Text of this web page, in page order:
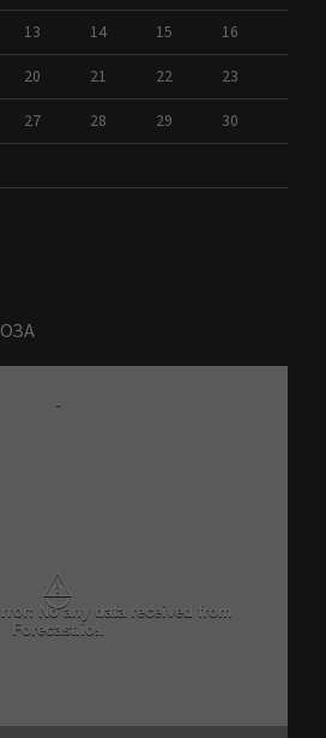
13 14 15 16
20 21 22 23
27 28 29 30
-
⚠
No any data received from
Forecast.io!.